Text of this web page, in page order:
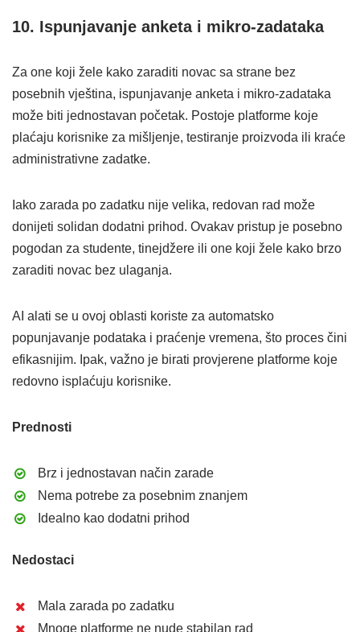
10. Ispunjavanje anketa i mikro-zadataka
Za one koji žele kako zaraditi novac sa strane bez
posebnih vještina, ispunjavanje anketa i mikro-zadataka
može biti jednostavan početak. Postoje platforme koje
plaćaju korisnike za mišljenje, testiranje proizvoda ili kraće
administrativne zadatke.
Iako zarada po zadatku nije velika, redovan rad može
donijeti solidan dodatni prihod. Ovakav pristup je posebno
pogodan za studente, tinejdžere ili one koji žele kako brzo
zaraditi novac bez ulaganja.
AI alati se u ovoj oblasti koriste za automatsko
popunjavanje podataka i praćenje vremena, što proces čini
efikasnijim. Ipak, važno je birati provjerene platforme koje
redovno isplaćuju korisnike.
Prednosti
Brz i jednostavan način zarade
Nema potrebe za posebnim znanjem
Idealno kao dodatni prihod
Nedostaci
Mala zarada po zadatku
Mnoge platforme ne nude stabilan rad